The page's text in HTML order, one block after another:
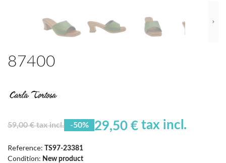
87400
59,00 € tax incl. -50% 29,50 € tax incl.
Reference: TS97-23381
Condition: New product